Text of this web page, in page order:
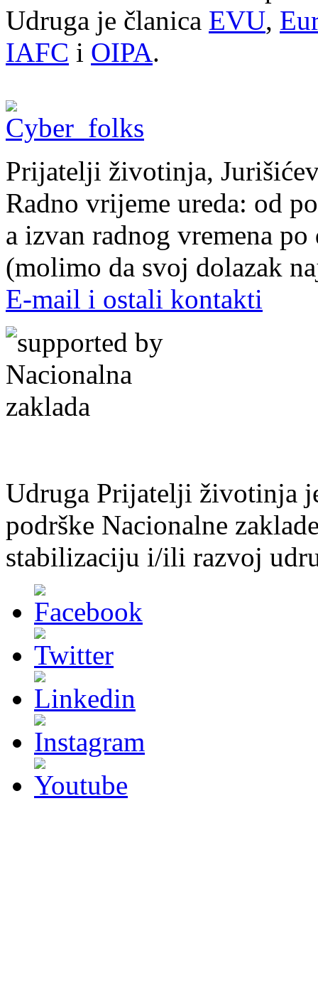
Udruga je članica EVU,
IAFC i OIPA.
Prijatelji životinja,
Radno vrijeme ureda: od
a izvan radnog vremena
(molimo da svoj dolazak
E-mail i ostali kontakti
Udruga Prijatelji životinja
podrške Nacionalne
stabilizaciju i/ili razvoj